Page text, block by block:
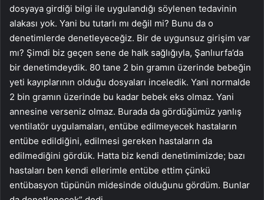
dosyaya girdiği bilgi ile uygulandığı söylenen tedavinin
alakası yok. Yani bu tutarlı mı değil mi? Bunu da o
denetimlerde denetleyeceğiz. Bir de uygunsuz girişim var
mı? Şimdi biz geçen sene de halk sağlığıyla, Şanlıurfa’da
bir denetimdeydik. 80 tane 2 bin gramın üzerinde bebeğin
yeti kayıplarının olduğu dosyaları inceledik. Yani normalde
2 bin gramın üzerinde bu kadar bebek eks olmaz. Yani
annesine verseniz olmaz. Burada da gördüğümüz yanlış
ventilatör uygulamaları, entübe edilmeyecek hastaların
entübe edildiğini, edilmesi gereken hastaların da
edilmediğini gördük. Hatta biz kendi denetimimizde; bazı
hastaları ben kendi ellerimle entübe ettim çünkü
entübasyon tüpünün midesinde olduğunu gördüm. Bunlar